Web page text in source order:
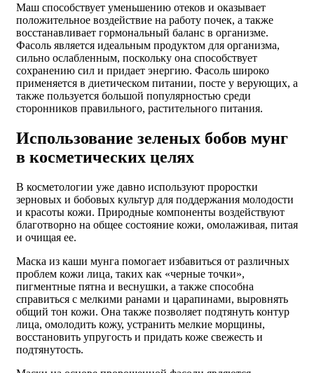
Маш способствует уменьшению отеков и оказывает
положительное воздействие на работу почек, а также
восстанавливает гормональный баланс в организме.
Фасоль является идеальным продуктом для организма,
сильно ослабленным, поскольку она способствует
сохранению сил и придает энергию. Фасоль широко
применяется в диетическом питании, посте у верующих, а
также пользуется большой популярностью среди
сторонников правильного, растительного питания.
Использование зеленых бобов мунг
в косметических целях
В косметологии уже давно используют проростки
зерновых и бобовых культур для поддержания молодости
и красоты кожи. Природные компоненты воздействуют
благотворно на общее состояние кожи, омолаживая, питая
и очищая ее.
Маска из каши мунга помогает избавиться от различных
проблем кожи лица, таких как «черные точки»,
пигментные пятна и веснушки, а также способна
справиться с мелкими ранами и царапинами, выровнять
общий тон кожи. Она также позволяет подтянуть контур
лица, омолодить кожу, устранить мелкие морщины,
восстановить упругость и придать коже свежесть и
подтянутость.